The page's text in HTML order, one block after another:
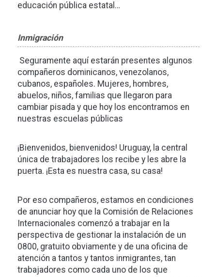
educación pública estatal…
Inmigración
Seguramente aquí estarán presentes algunos
compañeros dominicanos, venezolanos,
cubanos, españoles. Mujeres, hombres,
abuelos, niños, familias que llegaron para
cambiar pisada y que hoy los encontramos en
nuestras escuelas públicas
¡Bienvenidos, bienvenidos! Uruguay, la central
única de trabajadores los recibe y les abre la
puerta. ¡Esta es nuestra casa, su casa!
Por eso compañeros, estamos en condiciones
de anunciar hoy que la Comisión de Relaciones
Internacionales comenzó a trabajar en la
perspectiva de gestionar la instalación de un
0800, gratuito obviamente y de una oficina de
atención a tantos y tantos inmigrantes, tan
trabajadores como cada uno de los que